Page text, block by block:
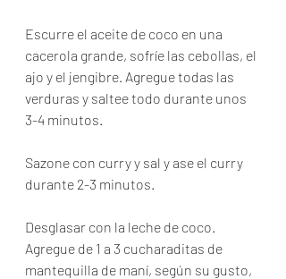
Escurre el aceite de coco en una
cacerola grande, sofríe las cebollas, el
ajo y el jengibre. Agregue todas las
verduras y saltee todo durante unos
3-4 minutos.
Sazone con curry y sal y ase el curry
durante 2-3 minutos.
Desglasar con la leche de coco.
Agregue de 1 a 3 cucharaditas de
mantequilla de maní, según su gusto,